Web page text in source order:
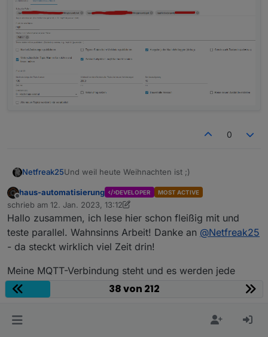
0
Netfreak25Und weil heute Weihnachten ist ;)
AC Enable/Disable
Published nach:
/app/UserID/Seriennummer/thing/property/set
Die UserID bekommt man auch von meinem mqqt
credentials skript.
  "from": "Android",
  "id": "1",
Für disable ne 0 statt der 1 bei enable
Offline
haus-automatisierung DEVELOPER MOST ACTIVE
schrieb am 12. Jan. 2023, 13:12
zuletzt editiert von haus-automatisierung
Hallo zusammen, ich lese hier schon fleißig mit und
teste parallel. Wahnsinns Arbeit! Danke an @Netfreak25
- da steckt wirklich viel Zeit drin!
Meine MQTT-Verbindung steht und es werden jede
Menge Werte erfasst. Aber:38 von 212